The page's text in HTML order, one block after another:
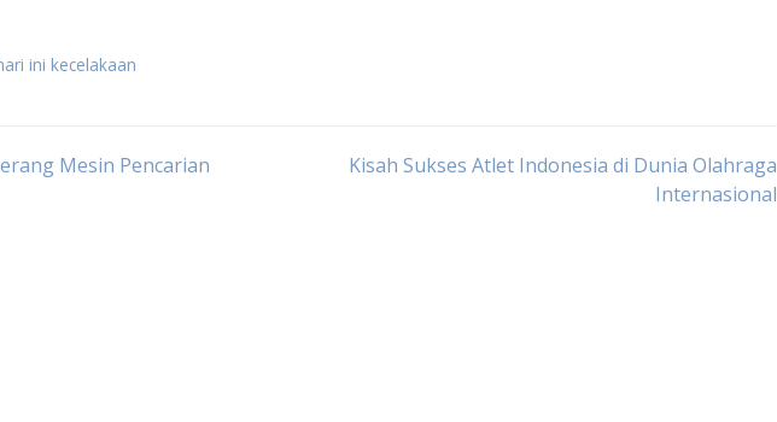
ini kecelakaan
Mesin Pencarian
Kisah Sukses Atlet Indonesia di Dunia Olahraga
Internasional